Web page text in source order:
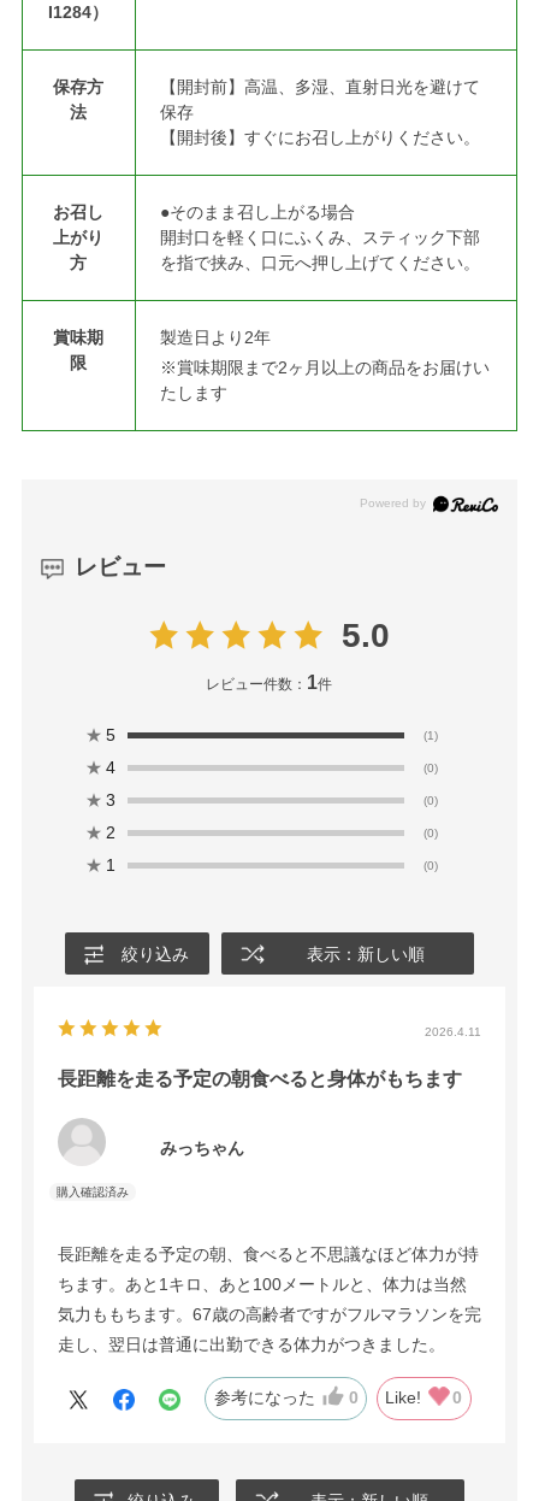
I1284）
保存方
法
【開封前】高温、多湿、直射日光を避けて
保存
【開封後】すぐにお召し上がりください。
お召し
上がり
方
●そのまま召し上がる場合
開封口を軽く口にふくみ、スティック下部
を指で挟み、口元へ押し上げてください。
賞味期
限
製造日より2年
※賞味期限まで2ヶ月以上の商品をお届けい
たします
レビュー
5.0
レビュー件数： 1件
★ 5 (1)
★ 4 (0)
★ 3 (0)
★ 2 (0)
★ 1 (0)
絞り込み 表示：新しい順
2026.4.11
長距離を走る予定の朝食べると身体がもちます
みっちゃん
長距離を走る予定の朝、食べると不思議なほど体力が持
ちます。あと1キロ、あと100メートルと、体力は当然
気力ももちます。67歳の高齢者ですがフルマラソンを完
走し、翌日は普通に出勤できる体力がつきました。
参考になった 0 Like! 0